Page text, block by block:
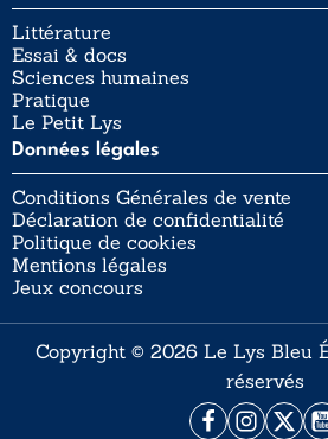
Littérature
Essai & docs
Sciences humaines
Pratique
Le Petit Lys
Données légales
Conditions Générales de vente
Déclaration de confidentialité
Politique de cookies
Mentions légales
Jeux concours
Copyright © 2026 Le Lys Bleu
réservés